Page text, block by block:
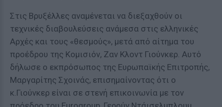
Στις Βρυξέλλες αναμένεται να διεξαχθούν οι
τεχνικές διαβουλεύσεις ανάμεσα στις ελληνικές
Αρχές και τους «θεσμούς», μετά από αίτημα του
προέδρου της Κομισιόν, Ζαν Κλοντ Γιούνκερ. Αυτό
δήλωσε ο εκπρόσωπος της Ευρωπαϊκής Επιτροπής,
Μαργαρίτης Σχοινάς, επισημαίνοντας ότι ο
κ.Γιούνκερ είναι σε στενή επικοινωνία με τον